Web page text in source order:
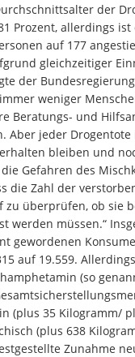
der
Prozent, allerdings
auf 177
gleichzeitiger
der
weniger
Beratungs- und
Aber jeder
bleiben und
Gefahren des
die Zahl der
zu überprüfen, ob sie
werden müssen.“
gewordenen
auf 19.559.
(so
(plus 35 Kilogramm/
(plus 638
Zunahme